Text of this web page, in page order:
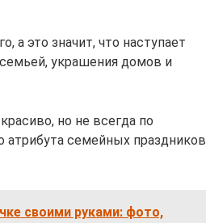
а это значит, что наступает
украшения домов и
но не всегда по
атрибута семейных праздников
своими руками: фото,